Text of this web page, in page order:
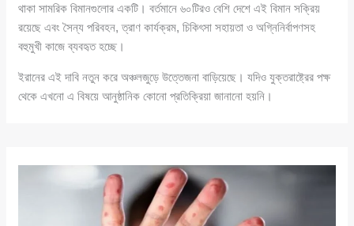
থাকা সামরিক বিমানগুলোর একটি। বর্তমানে ৬০টিরও বেশি দেশে এই বিমান সক্রিয়
রয়েছে এবং সৈন্য পরিবহন, ত্রাণ কার্যক্রম, চিকিৎসা সহায়তা ও অগ্নিনির্বাপণসহ
বহুমুখী কাজে ব্যবহৃত হচ্ছে।
ইরানের এই দাবি নতুন করে অঞ্চলজুড়ে উত্তেজনা বাড়িয়েছে। যদিও যুক্তরাষ্ট্রের পক্ষ
থেকে এখনো এ বিষয়ে আনুষ্ঠানিক কোনো প্রতিক্রিয়া জানানো হয়নি।